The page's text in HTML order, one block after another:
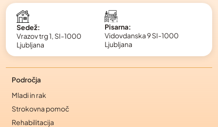
Sedež:
Vrazov trg 1, SI-1000
Ljubljana
Pisarna:
Vidovdanska 9 SI-1000
Ljubljana
Področja
Mladi in rak
Strokovna pomoč
Rehabilitacija